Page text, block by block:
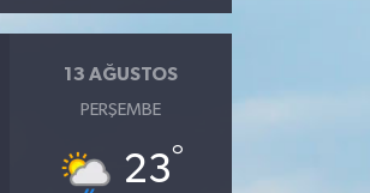
13 AĞUSTOS
PERŞEMBE
23°